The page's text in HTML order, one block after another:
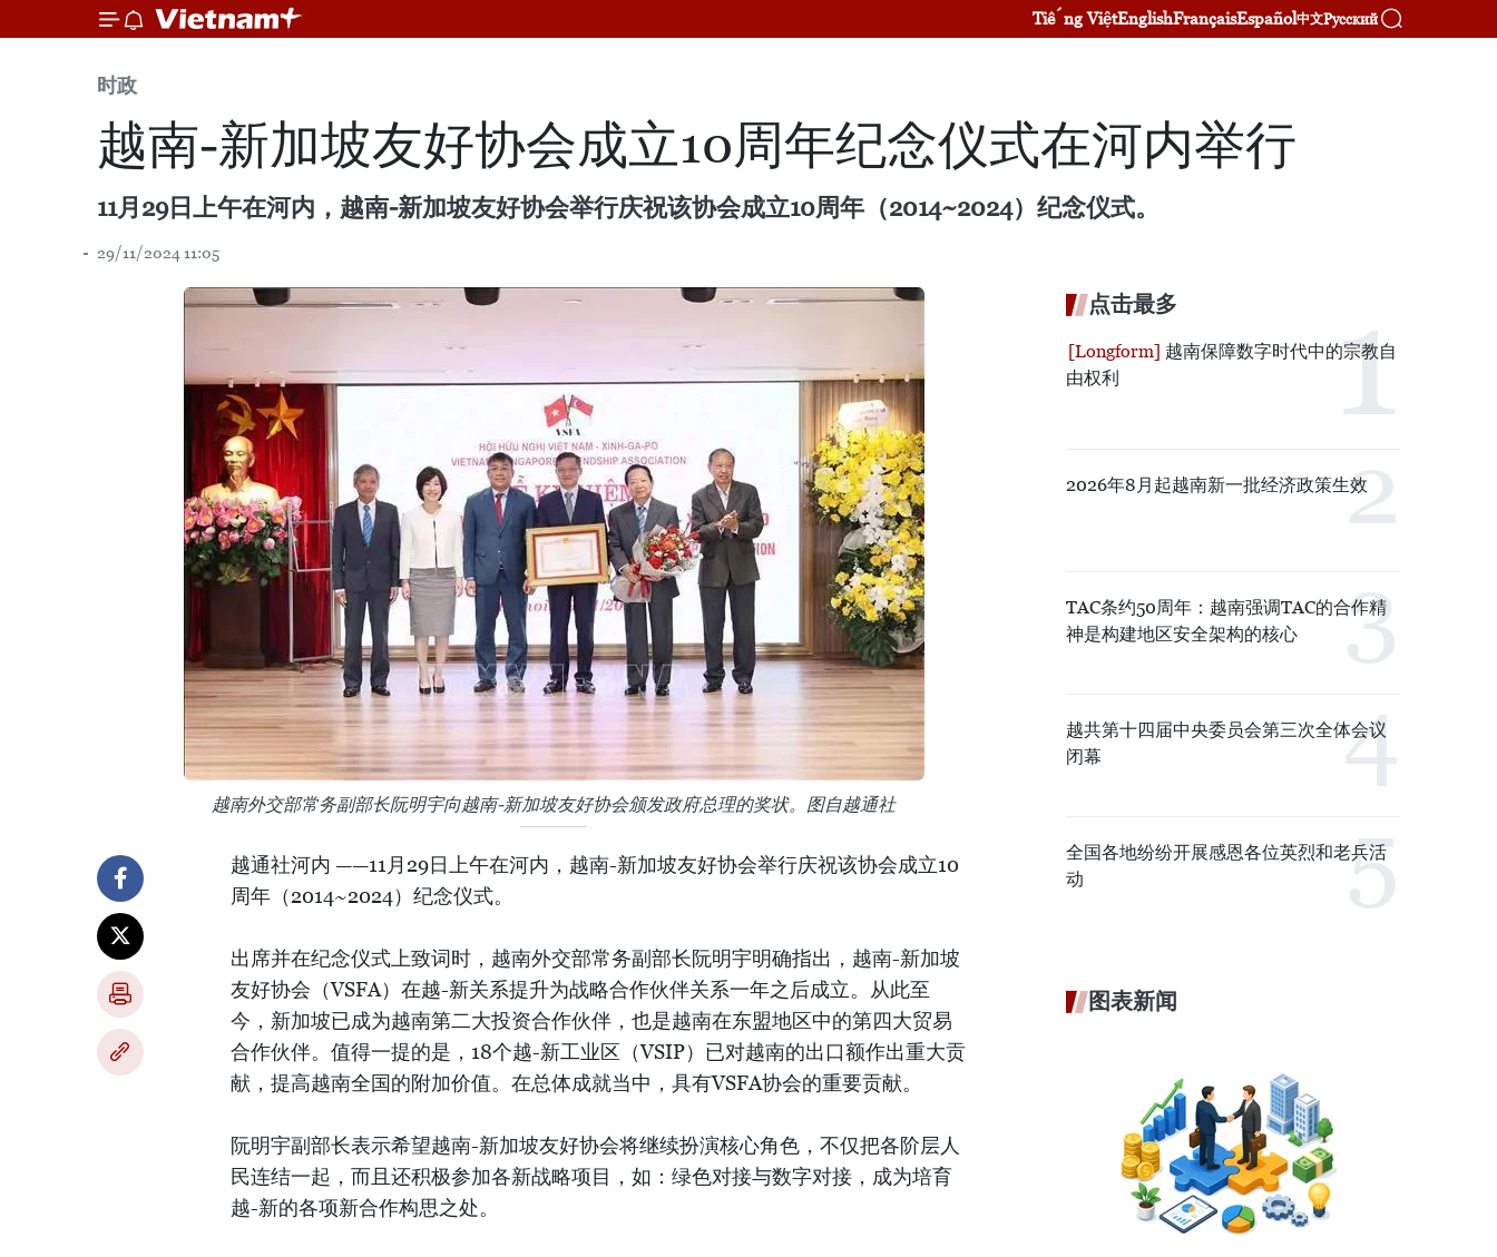
Tiếng ViệtEnglishFrançaisEspañol中文Русский
时政
越南-新加坡友好协会成立10周年纪念仪式在河内举行
11月29日上午在河内，越南-新加坡友好协会举行庆祝该协会成立10周年（2014~2024）纪念仪式。
29/11/2024 11:05
越南外交部常务副部长阮明宇向越南-新加坡友好协会颁发政府总理的奖状。图自越通社
越通社河内 ——11月29日上午在河内，越南-新加坡友好协会举行庆祝该协会成立10
周年（2014~2024）纪念仪式。
出席并在纪念仪式上致词时，越南外交部常务副部长阮明宇明确指出，越南-新加坡
友好协会（VSFA）在越-新关系提升为战略合作伙伴关系一年之后成立。从此至
今，新加坡已成为越南第二大投资合作伙伴，也是越南在东盟地区中的第四大贸易
合作伙伴。值得一提的是，18个越-新工业区（VSIP）已对越南的出口额作出重大贡
献，提高越南全国的附加价值。在总体成就当中，具有VSFA协会的重要贡献。
阮明宇副部长表示希望越南-新加坡友好协会将继续扮演核心角色，不仅把各阶层人
民连结一起，而且还积极参加各新战略项目，如：绿色对接与数字对接，成为培育
越-新的各项新合作构思之处。
点击最多
越南保障数字时代中的宗教自
由权利
2026年8月起越南新一批经济政策生效
TAC条约50周年：越南强调TAC的合作精
神是构建地区安全架构的核心
越共第十四届中央委员会第三次全体会议
闭幕
全国各地纷纷开展感恩各位英烈和老兵活
动
图表新闻